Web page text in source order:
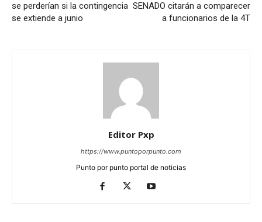
se perderían si la contingencia
se extiende a junio
SENADO citarán a comparecer
a funcionarios de la 4T
Editor Pxp
https://www.puntoporpunto.com
Punto por punto portal de noticias